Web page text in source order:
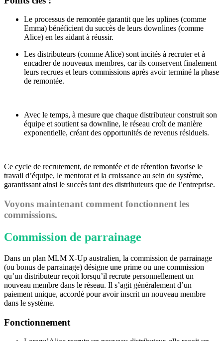
Le processus de remontée garantit que les uplines (comme
Emma) bénéficient du succès de leurs downlines (comme
Alice) en les aidant à réussir.
Les distributeurs (comme Alice) sont incités à recruter et à
encadrer de nouveaux membres, car ils conservent finalement
leurs recrues et leurs commissions après avoir terminé la phase
de remontée.
Avec le temps, à mesure que chaque distributeur construit son
équipe et soutient sa downline, le réseau croît de manière
exponentielle, créant des opportunités de revenus résiduels.
Ce cycle de recrutement, de remontée et de rétention favorise le
travail d’équipe, le mentorat et la croissance au sein du système,
garantissant ainsi le succès tant des distributeurs que de l’entreprise.
Voyons maintenant comment fonctionnent les
commissions.
Commission de parrainage
Dans un plan MLM X-Up australien, la commission de parrainage
(ou bonus de parrainage) désigne une prime ou une commission
qu’un distributeur reçoit lorsqu’il recrute personnellement un
nouveau membre dans le réseau. Il s’agit généralement d’un
paiement unique, accordé pour avoir inscrit un nouveau membre
dans le système.
Fonctionnement